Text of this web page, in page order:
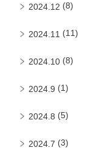
2024.12 (8)
2024.11 (11)
2024.10 (8)
2024.9 (1)
2024.8 (5)
2024.7 (3)